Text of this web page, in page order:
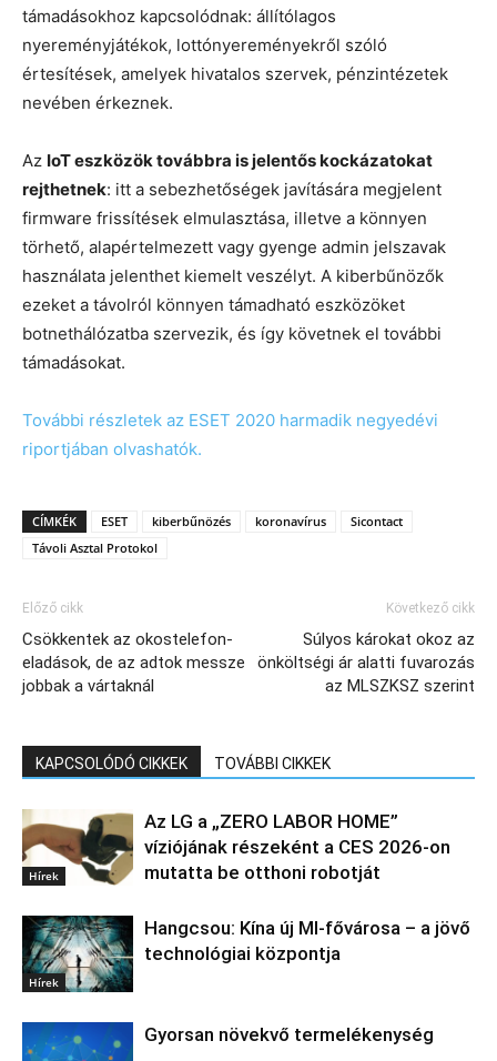
támadásokhoz kapcsolódnak: állítólagos
nyereményjátékok, lottónyereményekről szóló
értesítések, amelyek hivatalos szervek, pénzintézetek
nevében érkeznek.
Az IoT eszközök továbbra is jelentős kockázatokat
rejthetnek: itt a sebezhetőségek javítására megjelent
firmware frissítések elmulasztása, illetve a könnyen
törhető, alapértelmezett vagy gyenge admin jelszavak
használata jelenthet kiemelt veszélyt. A kiberbűnözők
ezeket a távolról könnyen támadható eszközöket
botnethálózatba szervezik, és így követnek el további
támadásokat.
További részletek az ESET 2020 harmadik negyedévi
riportjában olvashatók.
CÍMKÉK ESET kiberbűnözés koronavírus
Sicontact
Távoli Asztal Protokol
Előző cikk
Csökkentek az okostelefon-
eladások, de az adtok messze
jobbak a vártaknál
Következő cikk
Súlyos károkat okoz az
önköltségi ár alatti fuvarozás
az MLSZKSZ szerint
KAPCSOLÓDÓ CIKKEK TOVÁBBI CIKKEK
Hírek
Az LG a „ZERO LABOR HOME”
víziójának részeként a CES 2026-on
mutatta be otthoni robotját
Hírek
Hangcsou: Kína új MI-fővárosa – a jövő
technológiai központja
Gyorsan növekvő termelékenység